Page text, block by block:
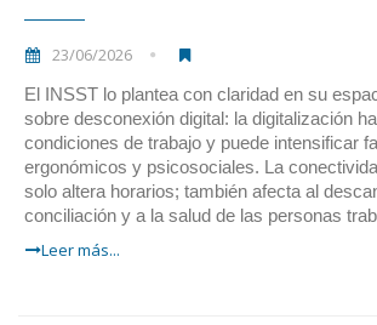
23/06/2026
El INSST lo plantea con claridad en su
sobre desconexión digital: la digitalización
condiciones de trabajo y puede intensificar
ergonómicos y psicosociales. La
solo altera horarios; también afecta al
conciliación y a la salud de las personas
Leer más...